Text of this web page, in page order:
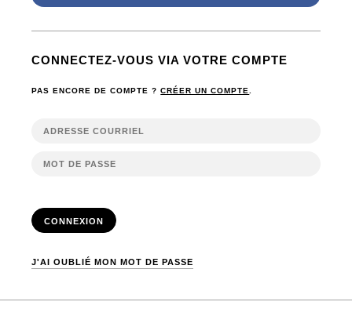
CONNECTEZ-VOUS VIA VOTRE COMPTE
PAS ENCORE DE COMPTE ?CRÉER UN COMPTE
CONNEXION
J'AI OUBLIÉ MON MOT DE PASSE